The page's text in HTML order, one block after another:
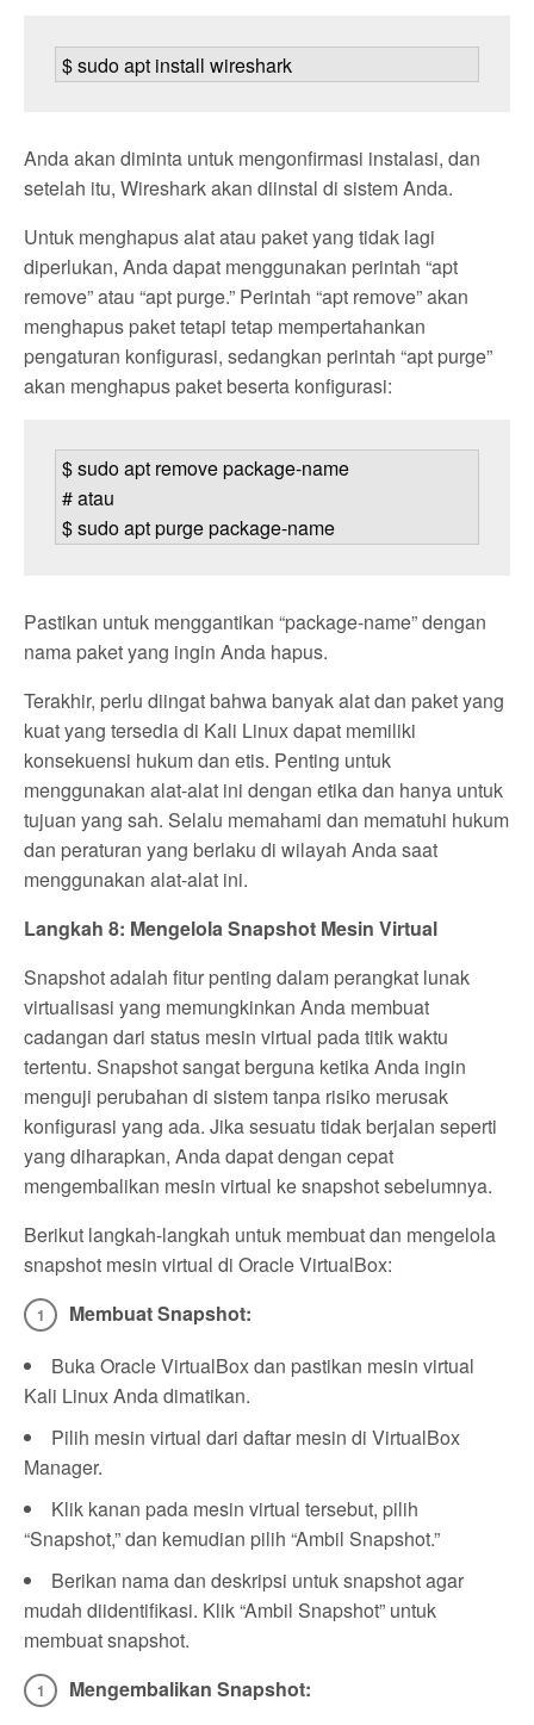
$ sudo apt install wireshark
Anda akan diminta untuk mengonfirmasi instalasi, dan
setelah itu, Wireshark akan diinstal di sistem Anda.
Untuk menghapus alat atau paket yang tidak lagi
diperlukan, Anda dapat menggunakan perintah “apt
remove” atau “apt purge.” Perintah “apt remove” akan
menghapus paket tetapi tetap mempertahankan
pengaturan konfigurasi, sedangkan perintah “apt purge”
akan menghapus paket beserta konfigurasi:
$ sudo apt remove package-name
# atau
$ sudo apt purge package-name
Pastikan untuk menggantikan “package-name” dengan
nama paket yang ingin Anda hapus.
Terakhir, perlu diingat bahwa banyak alat dan paket yang
kuat yang tersedia di Kali Linux dapat memiliki
konsekuensi hukum dan etis. Penting untuk
menggunakan alat-alat ini dengan etika dan hanya untuk
tujuan yang sah. Selalu memahami dan mematuhi hukum
dan peraturan yang berlaku di wilayah Anda saat
menggunakan alat-alat ini.
Langkah 8: Mengelola Snapshot Mesin Virtual
Snapshot adalah fitur penting dalam perangkat lunak
virtualisasi yang memungkinkan Anda membuat
cadangan dari status mesin virtual pada titik waktu
tertentu. Snapshot sangat berguna ketika Anda ingin
menguji perubahan di sistem tanpa risiko merusak
konfigurasi yang ada. Jika sesuatu tidak berjalan seperti
yang diharapkan, Anda dapat dengan cepat
mengembalikan mesin virtual ke snapshot sebelumnya.
Berikut langkah-langkah untuk membuat dan mengelola
snapshot mesin virtual di Oracle VirtualBox:
Membuat Snapshot:
Buka Oracle VirtualBox dan pastikan mesin virtual
Kali Linux Anda dimatikan.
Pilih mesin virtual dari daftar mesin di VirtualBox
Manager.
Klik kanan pada mesin virtual tersebut, pilih
“Snapshot,” dan kemudian pilih “Ambil Snapshot.”
Berikan nama dan deskripsi untuk snapshot agar
mudah diidentifikasi. Klik “Ambil Snapshot” untuk
membuat snapshot.
Mengembalikan Snapshot: